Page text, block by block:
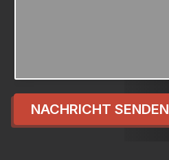
NACHRICHT SENDEN